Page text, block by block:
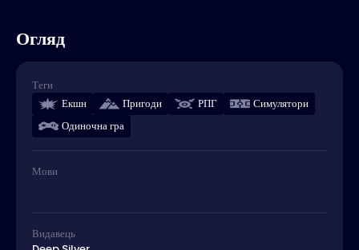
Огляд
Теги
Екшн
Пригоди РПГ
Симулятори
Одиночна гра
Мови
Видавець